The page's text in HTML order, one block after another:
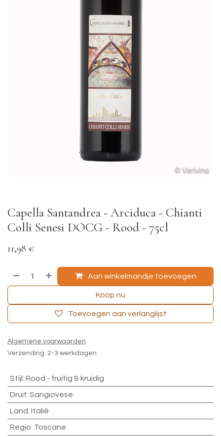
Capella Santandrea - Arciduca - Chianti
Colli Senesi DOCG - Rood - 75cl
11,98 €
Aan winkelmandje toevoegen
Koop nu
Toevoegen aan verlanglijst
Algemene voorwaarden
Verzending: 2-3 werkdagen
Stijl : Rood - fruitig & kruidig
Druif: Sangiovese
Land: Italië
Regio: Toscane